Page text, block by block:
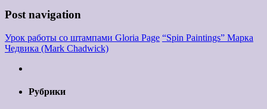
Post navigation
Урок работы со штампами Gloria Page “Spin Paintings” Марка
Чедвика (Mark Chadwick)
Рубрики